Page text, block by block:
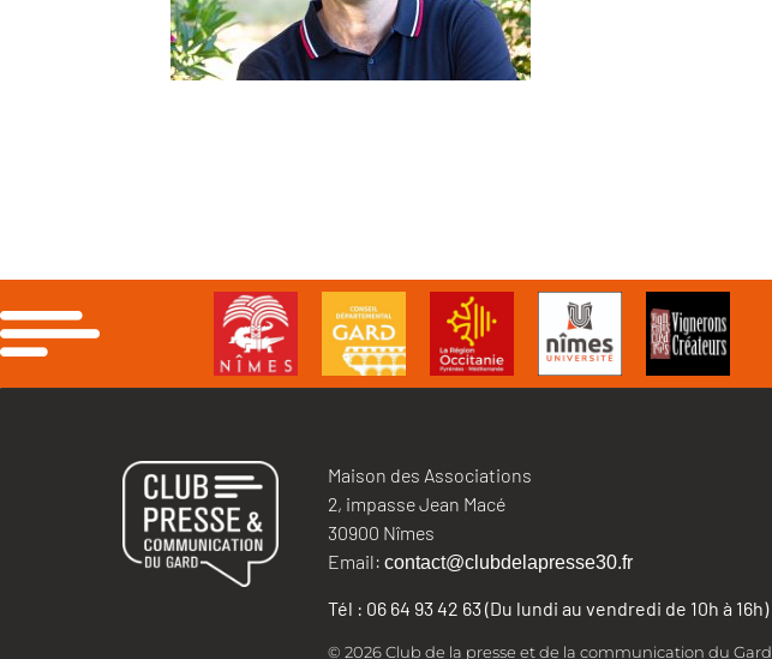
Maison des Associations
2, impasse Jean Macé
30900 Nîmes
Email: contact@clubdelapresse30.fr
Tél : 06 64 93 42 63 (Du lundi au vendredi de 10h à 16h)
© 2026 Club de la presse et de la communication du Gard